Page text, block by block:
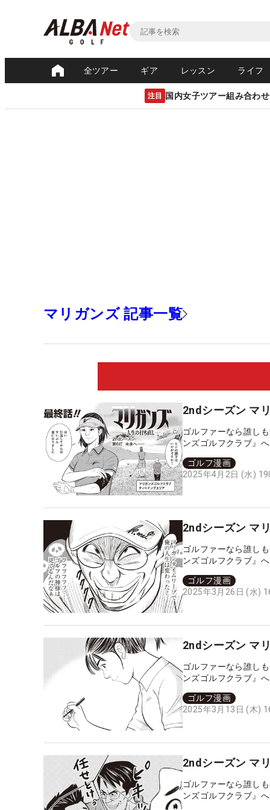
全ツアー ギア レッスン ライフ
注目 国内女子ツアー組み合わせ
マリガンズ 記事一覧
2ndシーズン マ
ゴルファーなら誰し
ンズゴルフクラブ』
ゴルフ漫画
2025年4月2日 (水)
2ndシーズン マ
ゴルファーなら誰し
ンズゴルフクラブ』
ゴルフ漫画
2025年3月26日 (水)
2ndシーズン マ
ゴルファーなら誰し
ンズゴルフクラブ』
ゴルフ漫画
2025年3月13日 (木)
2ndシーズン マ
ゴルファーなら誰し
ンズゴルフクラブ』